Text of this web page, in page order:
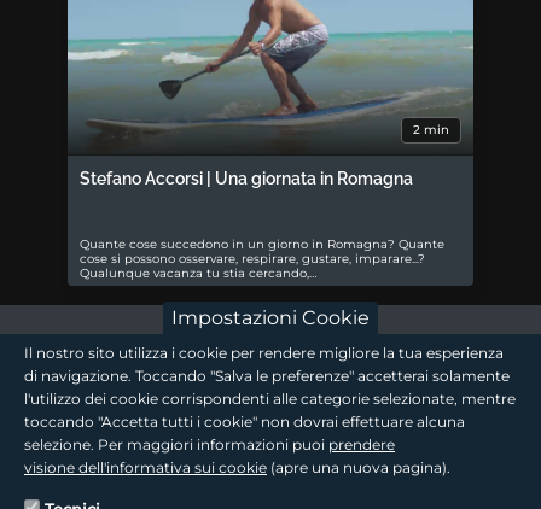
2 min
Stefano Accorsi | Una giornata in Romagna
Quante cose succedono in un giorno in Romagna? Quante
cose si possono osservare, respirare, gustare, imparare...?
Qualunque vacanza tu stia cercando,…
footer - sezione logo 1
footer - sezione logo2
Impostazioni Cookie
Il nostro sito utilizza i cookie per rendere migliore la tua esperienza
di navigazione. Toccando "Salva le preferenze" accetterai solamente
l'utilizzo dei cookie corrispondenti alle categorie selezionate, mentre
toccando "Accetta tutti i cookie" non dovrai effettuare alcuna
selezione. Per maggiori informazioni puoi prendere
visione dell'informativa sui cookie (apre una nuova pagina).